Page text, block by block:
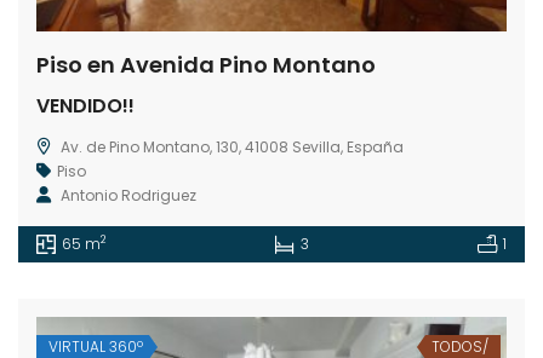
Piso en Avenida Pino Montano
VENDIDO!!
Av. de Pino Montano, 130, 41008 Sevilla, España
Piso
Antonio Rodriguez
65 m2 3 1
VIRTUAL 360º
TODOS/